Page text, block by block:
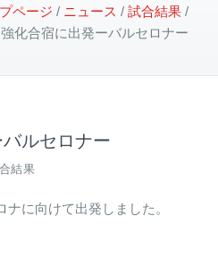
ページ ニュース
試合結果
強化合宿に出発ーバルセロナー
ルセロナー
結果
に向けて出発しました。